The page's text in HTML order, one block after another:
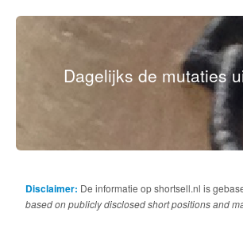
Dagelijks de mutaties
Disclaimer: De informatie op shortsell.nl is
based on publicly disclosed short positions and